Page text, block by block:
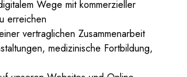
Wege mit kommerzieller
erreichen
vertraglichen Zusammenarbeit
medizinische Fortbildung,